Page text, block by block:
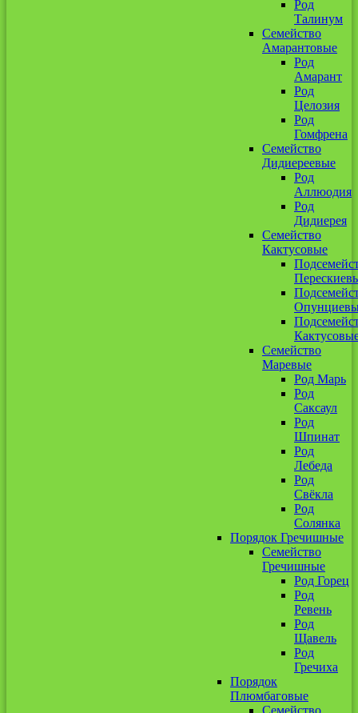
Род
Талинум
Семейство
Амарантовые
Род
Амарант
Род
Целозия
Род
Гомфрена
Семейство
Дидиереевые
Род
Аллюодия
Род
Дидиерея
Семейство
Кактусовые
Семейство
Маревые
Род Марь
Род
Саксаул
Род
Шпинат
Род
Лебеда
Род
Свёкла
Род
Солянка
Порядок Гречишные
Семейство
Гречишные
Род Горец
Род
Ревень
Род
Щавель
Род
Гречиха
Порядок
Плюмбаговые
Семейство